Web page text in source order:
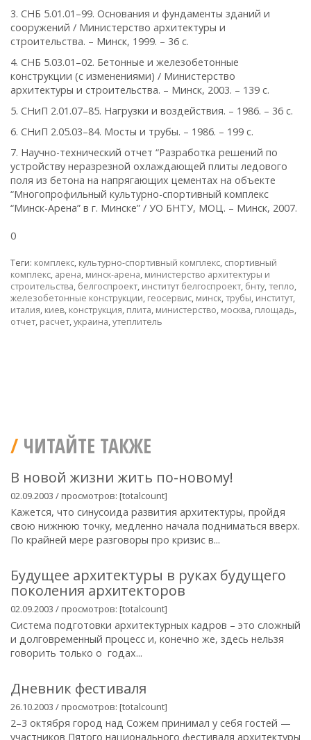
3. СНБ 5.01.01–99. Основания и фундаменты зданий и
сооружений / Министерство архитектуры и
строительства. – Минск, 1999. – 36 с.
4. СНБ 5.03.01–02. Бетонные и железобетонные
конструкции (с изменениями) / Министерство
архитектуры и строительства. – Минск, 2003. – 139 с.
5. СНиП 2.01.07–85. Нагрузки и воздействия. – 1986. – 36 с.
6. СНиП 2.05.03–84. Мосты и трубы. – 1986. – 199 с.
7. Научно-технический отчет “Разработка решений по
устройству неразрезной охлаждающей плиты ледового
поля из бетона на напрягающих цементах на объекте
“Многопрофильный культурно-спортивный комплекс
“Минск-Арена” в г. Минске” / УО БНТУ, МОЦ. – Минск, 2007.
0
Теги: комплекс, культурно-спортивный комплекс, спортивный
комплекс, арена, минск-арена, министерство архитектуры и
строительства, белгоспроект, институт белгоспроект, бнту,тепло,
железобетонные конструкции, геосервис, минск,трубы, институт,
италия, киев, конструкция, плита, министерство, москва, площадь,
отчет, расчет,украина,утеплитель
ЧИТАЙТЕ ТАКЖЕ
В новой жизни жить по-новому!
02.09.2003 / просмотров: [totalcount]
Кажется, что синусоида развития архитектуры, пройдя
свою нижнюю точку, медленно начала подниматься вверх.
По крайней мере разговоры про кризис в...
Будущее архитектуры в руках будущего
поколения архитекторов
02.09.2003 / просмотров: [totalcount]
Система подготовки архитектурных кадров – это сложный
и долговременный процесс и, конечно же, здесь нельзя
говорить только о годах...
Дневник фестиваля
26.10.2003 / просмотров: [totalcount]
2–3 октября город над Сожем принимал у себя гостей —
участников Пятого национального фестиваля архитектуры